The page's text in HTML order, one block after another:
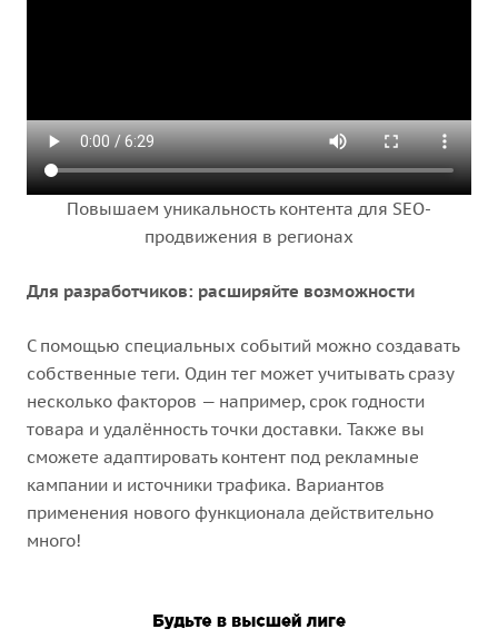
Повышаем уникальность контента для SEO-
продвижения в регионах
Для разработчиков: расширяйте возможности
С помощью специальных событий можно создавать
собственные теги. Один тег может учитывать сразу
несколько факторов — например, срок годности
товара и удалённость точки доставки. Также вы
сможете адаптировать контент под рекламные
кампании и источники трафика. Вариантов
применения нового функционала действительно
много!